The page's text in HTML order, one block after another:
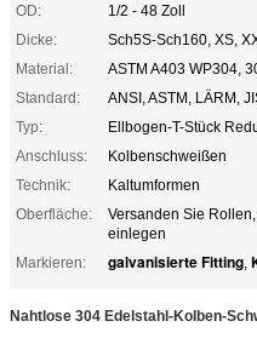
OD:
1/2 - 48 Zoll
Dicke:
Sch5S-Sch160, XS,
Material:
ASTM A403 WP304,
Standard:
ANSI, ASTM, LÄRM,
Typ:
Ellbogen-T-Stück
Anschluss:
Kolbenschweißen
Technik:
Kaltumformen
Oberfläche:
Versanden Sie
einlegen
Markieren:
galvanisierte Fitting,
Nahtlose 304 Edelstahl-Kolben-